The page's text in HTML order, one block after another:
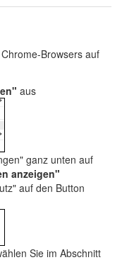
Browsers auf
aus
ganz unten auf
anzeigen"
auf den Button
Sie im Abschnitt